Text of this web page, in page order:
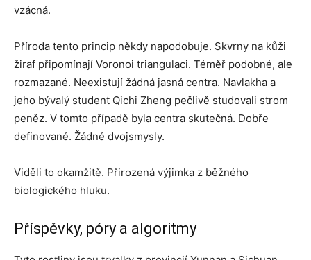
vzácná.
Příroda tento princip někdy napodobuje. Skvrny na kůži
žiraf připomínají Voronoi triangulaci. Téměř podobné, ale
rozmazané. Neexistují žádná jasná centra. Navlakha a
jeho bývalý student Qichi Zheng pečlivě studovali strom
peněz. V tomto případě byla centra skutečná. Dobře
definované. Žádné dvojsmysly.
Viděli to okamžitě. Přirozená výjimka z běžného
biologického hluku.
Příspěvky, póry a algoritmy